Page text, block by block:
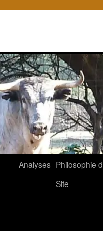
Analyses Philosophie
Site